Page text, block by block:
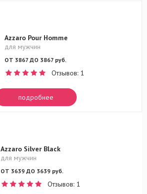
Azzaro Pour Homme
для мужчин
ОТ 3867 ДО 3867 руб.
Отзывов: 1
подробнее
Azzaro Silver Black
для мужчин
ОТ 3639 ДО 3639 руб.
Отзывов: 1